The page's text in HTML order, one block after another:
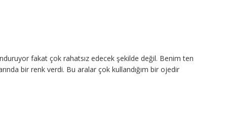
fakat çok rahatsız edecek şekilde değil. Benim ten
bir renk verdi. Bu aralar çok kullandığım bir ojedir